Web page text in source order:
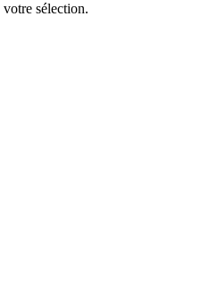
sélection.